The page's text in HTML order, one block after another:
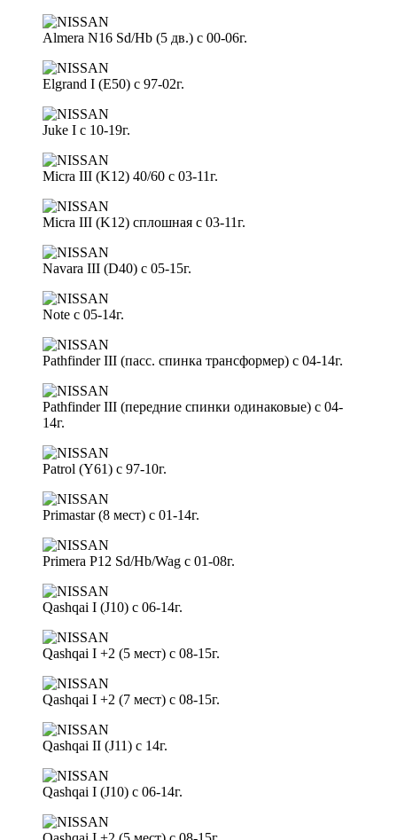
Almera N16 Sd/Hb (5 дв.) с 00-06г.
Elgrand I (E50) с 97-02г.
Juke I с 10-19г.
Micra III (K12) 40/60 с 03-11г.
Micra III (K12) сплошная с 03-11г.
Navara III (D40) с 05-15г.
Note с 05-14г.
Pathfinder III (пасс. спинка трансформер) с 04-14г.
Pathfinder III (передние спинки одинаковые) с 04-
14г.
Patrol (Y61) с 97-10г.
Primastar (8 мест) с 01-14г.
Primera P12 Sd/Hb/Wag с 01-08г.
Qashqai I (J10) с 06-14г.
Qashqai I +2 (5 мест) с 08-15г.
Qashqai I +2 (7 мест) с 08-15г.
Qashqai II (J11) с 14г.
Qashqai I (J10) с 06-14г.